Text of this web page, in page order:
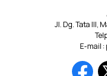
Jl. Dg. Tata III,
E-mail